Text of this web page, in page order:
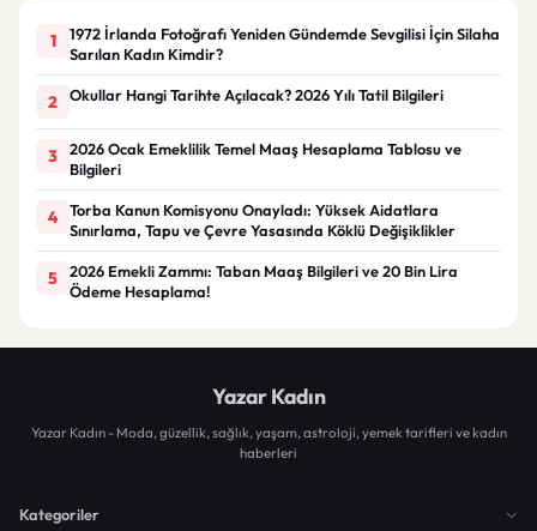
1
1972 İrlanda Fotoğrafı Yeniden Gündemde Sevgilisi İçin Silaha
Sarılan Kadın Kimdir?
2 Okullar Hangi Tarihte Açılacak? 2026 Yılı Tatil Bilgileri
3
2026 Ocak Emeklilik Temel Maaş Hesaplama Tablosu ve
Bilgileri
4
Torba Kanun Komisyonu Onayladı: Yüksek Aidatlara
Sınırlama, Tapu ve Çevre Yasasında Köklü Değişiklikler
5
2026 Emekli Zammı: Taban Maaş Bilgileri ve 20 Bin Lira
Ödeme Hesaplama!
Yazar Kadın
Yazar Kadın - Moda, güzellik, sağlık, yaşam, astroloji, yemek tarifleri ve kadın
haberleri
Kategoriler